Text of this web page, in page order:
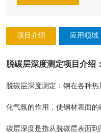
项目介绍 应用领域
脱碳层深度测定项目介绍 ：
脱碳层深度测定：钢在各种
化气氛的作用，使钢材表面
碳层深度是指从脱碳层表面